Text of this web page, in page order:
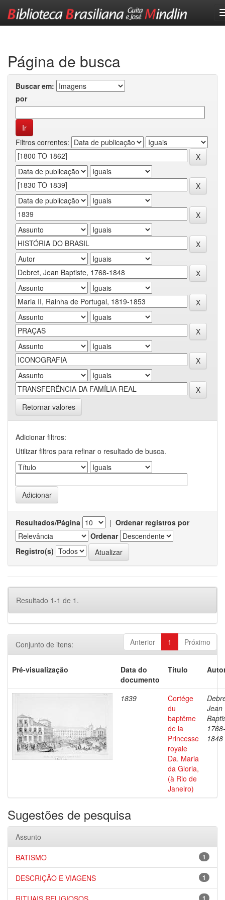
Página de busca
Buscar em:
por
Filtros correntes:
Retornar valores
Adicionar filtros:
Utilizar filtros para refinar o resultado de busca.
Resultados/Página | Ordenar registros por
Ordenar
Registro(s)
Resultado 1-1 de 1.
Anterior 1 Próximo
Conjunto de itens:
Pré-visualização
Data do
documento
Título
1839
Cortége
du
baptême
de la
Princesse
royale
Da. Maria
da Gloria,
(à Rio de
Janeiro)
Jean
1768-
1848
Sugestões de pesquisa
Assunto
1
BATISMO
1
DESCRIÇÃO E VIAGENS
1